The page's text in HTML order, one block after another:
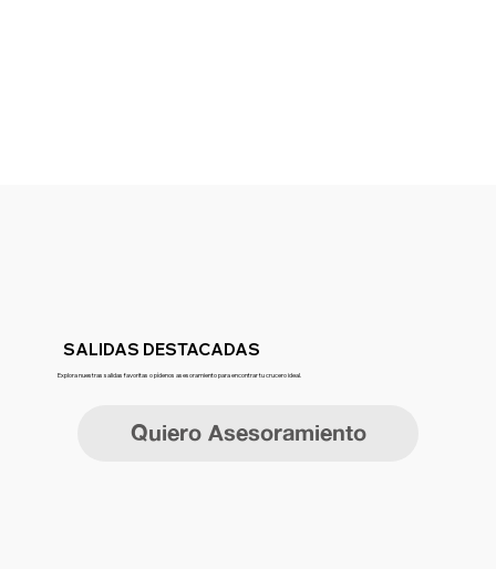
SALIDAS DESTACADAS
Explora nuestras salidas favoritas o pídenos asesoramiento para encontrar tu crucero ideal.
Quiero Asesoramiento